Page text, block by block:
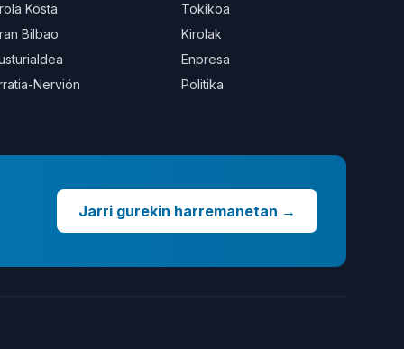
Kosta
Bilbao
Nervión
Tokikoa
Kirolak
Enpresa
Politika
Jarri gurekin harremanetan →